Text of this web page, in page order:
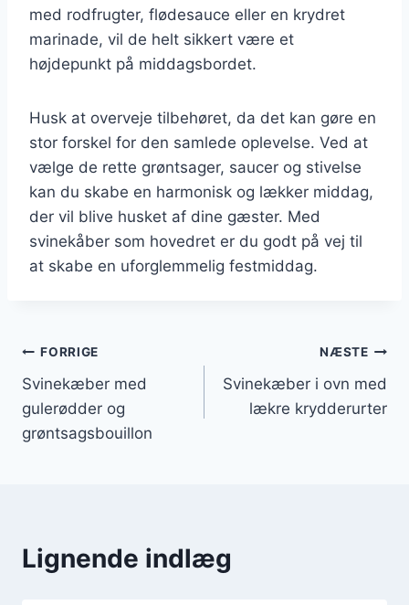
med rodfrugter, flødesauce eller en krydret
marinade, vil de helt sikkert være et
højdepunkt på middagsbordet.
Husk at overveje tilbehøret, da det kan gøre en
stor forskel for den samlede oplevelse. Ved at
vælge de rette grøntsager, saucer og stivelse
kan du skabe en harmonisk og lækker middag,
der vil blive husket af dine gæster. Med
svinekåber som hovedret er du godt på vej til
at skabe en uforglemmelig festmiddag.
Indlægsnavigation
FORRIGE
Svinekæber med
gulerødder og
grøntsagsbouillon
NÆSTE
Svinekæber i ovn med
lækre krydderurter
Lignende indlæg